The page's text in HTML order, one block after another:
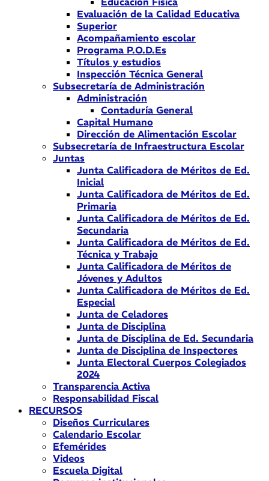
Evaluación de la Calidad Educativa
Superior
Acompañamiento escolar
Programa P.O.D.Es
Títulos y estudios
Inspección Técnica General
Subsecretaría de Administración
Administración
Contaduría General
Capital Humano
Dirección de Alimentación Escolar
Subsecretaría de Infraestructura Escolar
Juntas
Junta Calificadora de Méritos de Ed.
Inicial
Junta Calificadora de Méritos de Ed.
Primaria
Junta Calificadora de Méritos de Ed.
Secundaria
Junta Calificadora de Méritos de Ed.
Técnica y Trabajo
Junta Calificadora de Méritos de
Jóvenes y Adultos
Junta Calificadora de Méritos de Ed.
Especial
Junta de Celadores
Junta de Disciplina
Junta de Disciplina de Ed. Secundaria
Junta de Disciplina de Inspectores
Junta Electoral Cuerpos Colegiados
2024
Transparencia Activa
Responsabilidad Fiscal
RECURSOS
Diseños Curriculares
Calendario Escolar
Efemérides
Videos
Escuela Digital